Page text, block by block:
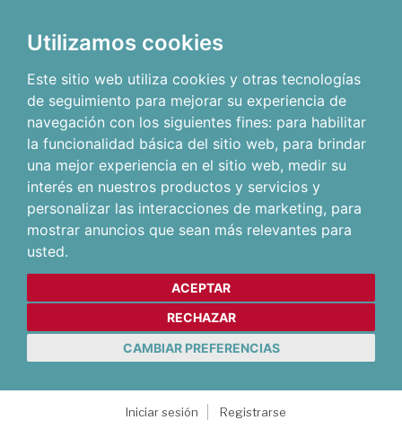
Utilizamos cookies
Este sitio web utiliza cookies y otras tecnologías
de seguimiento para mejorar su experiencia de
navegación con los siguientes fines: para habilitar
la funcionalidad básica del sitio web, para brindar
una mejor experiencia en el sitio web, medir su
interés en nuestros productos y servicios y
personalizar las interacciones de marketing, para
mostrar anuncios que sean más relevantes para
usted.
ACEPTAR
RECHAZAR
CAMBIAR PREFERENCIAS
Iniciar sesión
Registrarse